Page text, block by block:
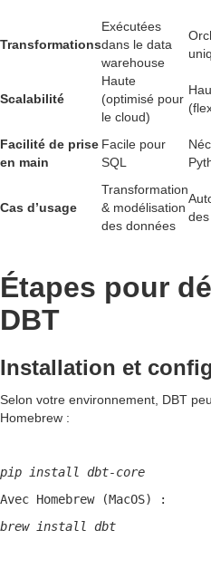
Transformations
Exécutées
dans le data
warehouse
Scalabilité
Haute
(optimisé pour
le cloud)
Facilité de prise
en main
Facile pour
SQL
Cas d’usage
Transformation
& modélisation
des données
Étapes pour
DBT
Installation et
Selon votre environnement, DBT
Homebrew :
pip install dbt-core
Avec Homebrew (MacOS) :
brew install dbt